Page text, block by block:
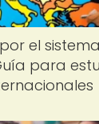
el
para